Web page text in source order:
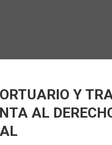
Y
AL